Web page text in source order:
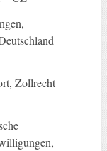
Zollrecht